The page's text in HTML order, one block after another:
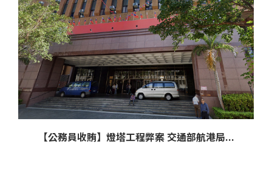
【公務員收賄】燈塔工程弊案 交通部航港局...